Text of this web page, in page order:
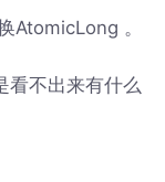
AtomicLong 。
看不出来有什么